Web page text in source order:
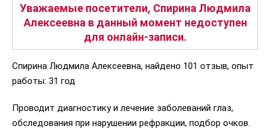
Уважаемые посетители, Спирина Людмила
Алексеевна в данный момент недоступен
для онлайн-записи.
Спирина Людмила Алексеевна, найдено 101 отзыв, опыт
работы: 31 год
Проводит диагностику и лечение заболеваний глаз,
обследования при нарушении рефракции, подбор очков.